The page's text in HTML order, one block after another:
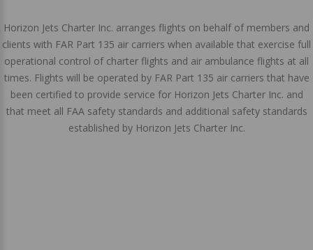
Horizon Jets Charter Inc. arranges flights on behalf of members and
clients with FAR Part 135 air carriers when available that exercise full
operational control of charter flights and air ambulance flights at all
times. Flights will be operated by FAR Part 135 air carriers that have
been certified to provide service for Horizon Jets Charter Inc. and
that meet all FAA safety standards and additional safety standards
established by Horizon Jets Charter Inc.